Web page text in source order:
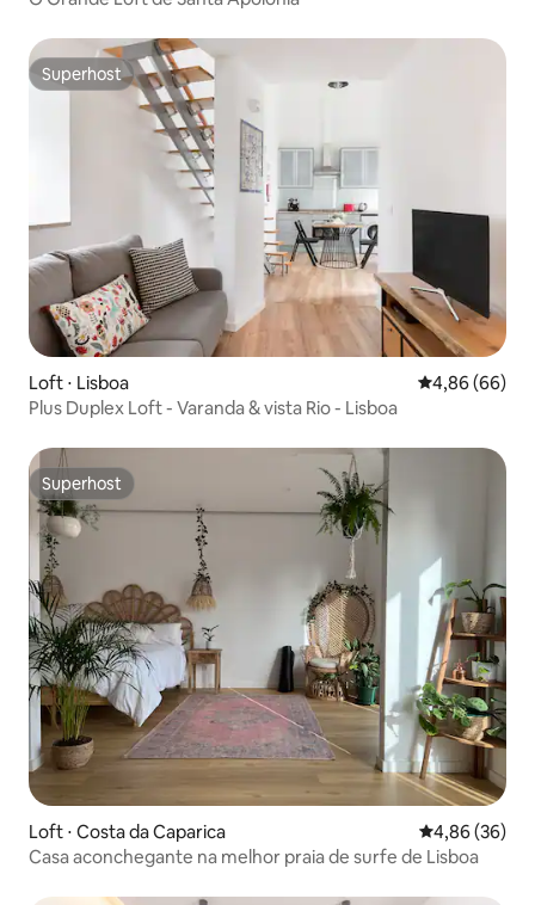
Superhost
Superhost
Loft ⋅ Lisboa 4,86 de uma
4,86 (66)
Plus Duplex Loft - Varanda & vista Rio - Lisboa
Superhost
Superhost
Loft ⋅ Costa da Caparica 4,86 de uma
4,86 (36)
Casa aconchegante na melhor praia de surfe de Lisboa